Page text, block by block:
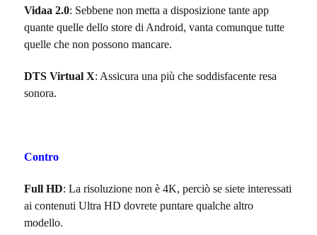
Vidaa 2.0: Sebbene non metta a disposizione tante app
quante quelle dello store di Android, vanta comunque tutte
quelle che non possono mancare.
DTS Virtual X: Assicura una più che soddisfacente resa
sonora.
Contro
Full HD: La risoluzione non è 4K, perciò se siete interessati
ai contenuti Ultra HD dovrete puntare qualche altro
modello.